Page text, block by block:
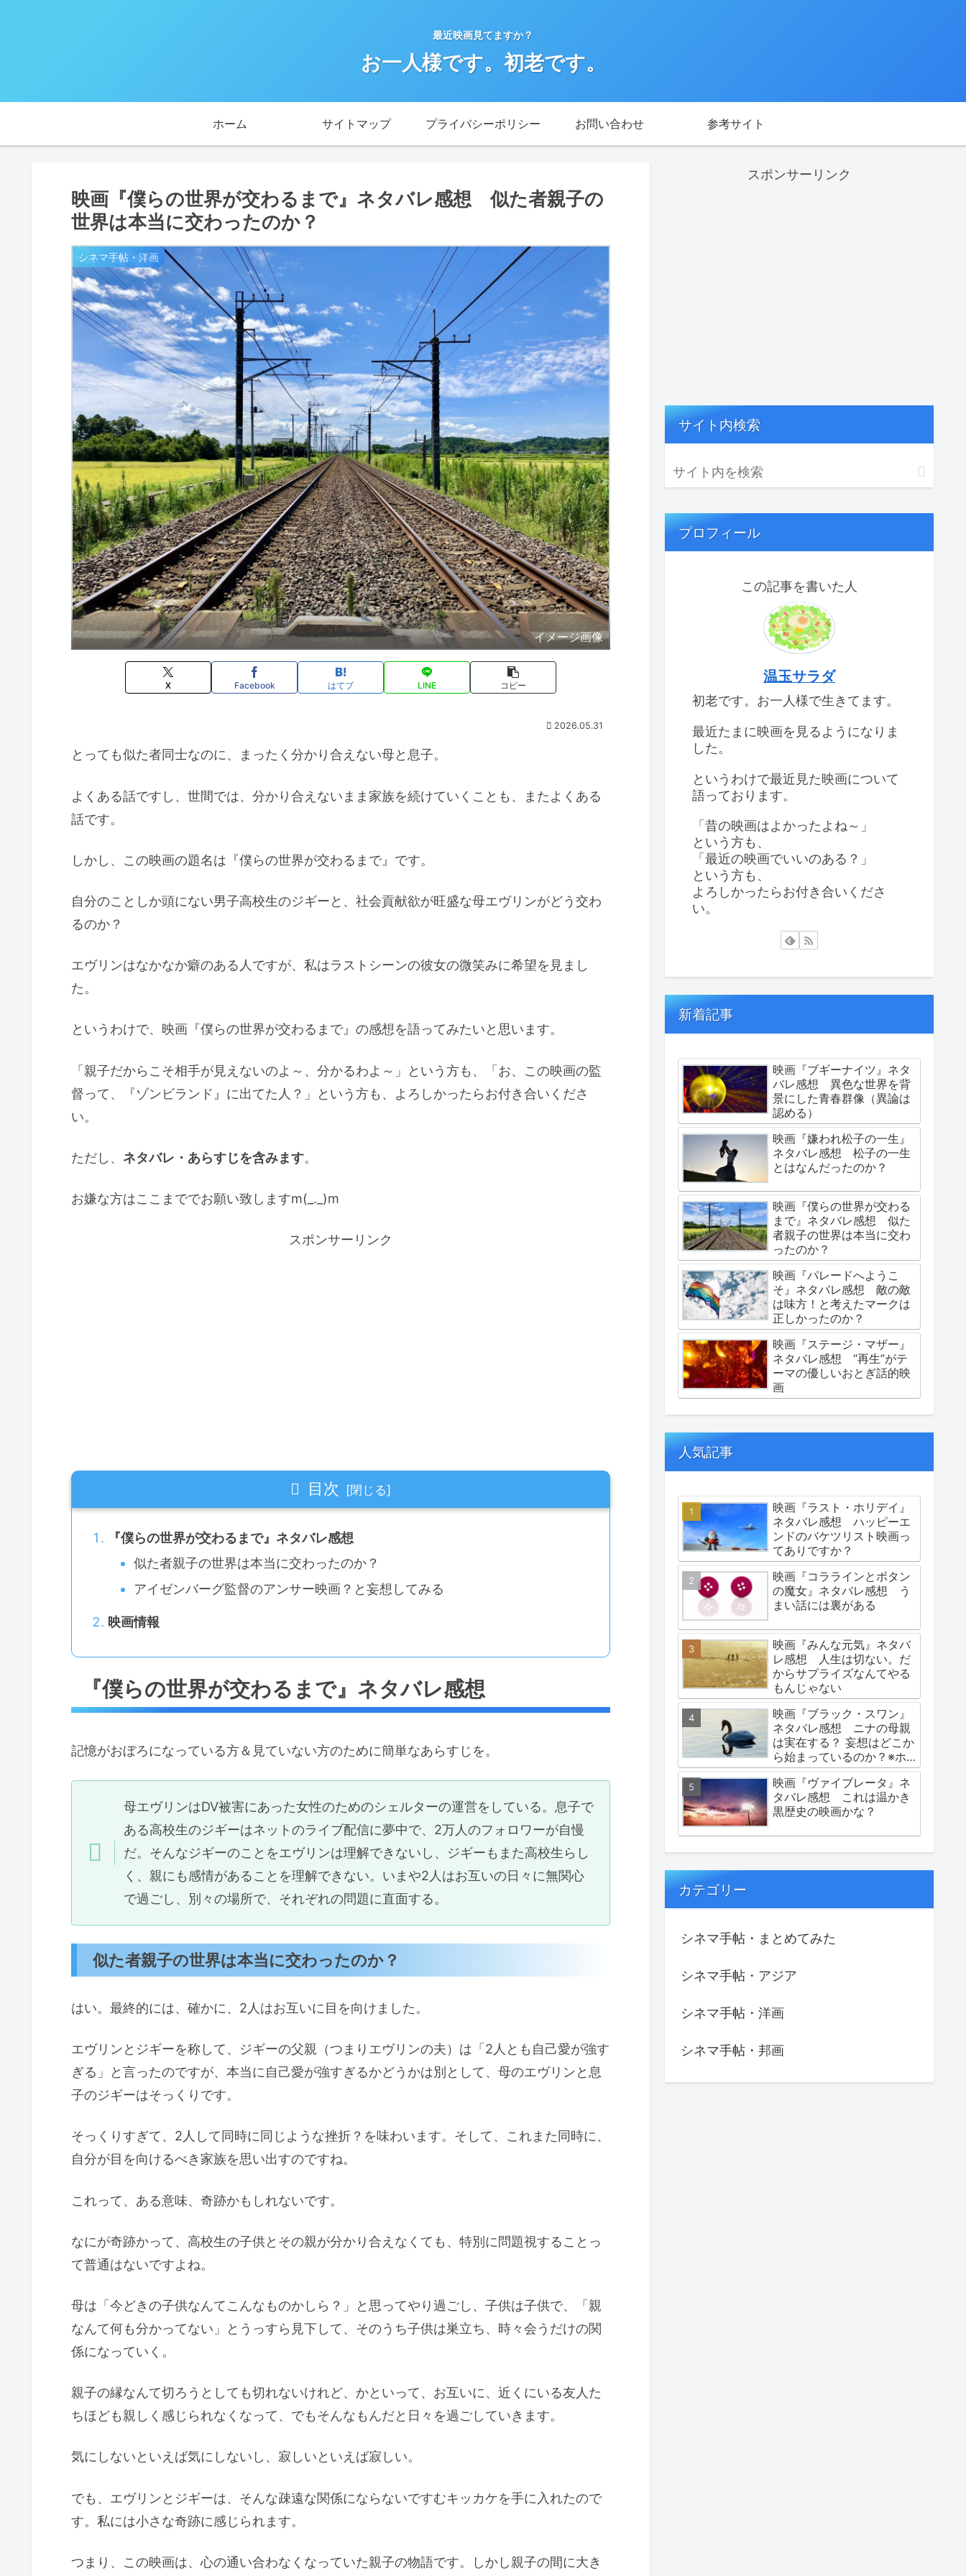
最近映画見てますか？
お一人様です。初老です。
ホーム サイトマップ プライバシーポリシー お問い合わせ 参考サイト
映画『僕らの世界が交わるまで』ネタバレ感想 似た者親子の
世界は本当に交わったのか？
シネマ手帖・洋画
イメージ画像
X Facebook はてブ LINE コピー
2026.05.31
とっても似た者同士なのに、まったく分かり合えない母と息子。
よくある話ですし、世間では、分かり合えないまま家族を続けていくことも、またよくある
話です。
しかし、この映画の題名は『僕らの世界が交わるまで』です。
自分のことしか頭にない男子高校生のジギーと、社会貢献欲が旺盛な母エヴリンがどう交わ
るのか？
エヴリンはなかなか癖のある人ですが、私はラストシーンの彼女の微笑みに希望を見まし
た。
というわけで、映画『僕らの世界が交わるまで』の感想を語ってみたいと思います。
「親子だからこそ相手が見えないのよ～、分かるわよ～」という方も、「お、この映画の監
督って、『ゾンビランド』に出てた人？」という方も、よろしかったらお付き合いくださ
い。
ただし、 ネタバレ・あらすじを含みます。
お嫌な方はここまででお願い致しますm(_._)m
スポンサーリンク
目次
『僕らの世界が交わるまで』ネタバレ感想
似た者親子の世界は本当に交わったのか？
アイゼンバーグ監督のアンサー映画？と妄想してみる
映画情報
『僕らの世界が交わるまで』ネタバレ感想
記憶がおぼろになっている方＆見ていない方のために簡単なあらすじを。
母エヴリンはDV被害にあった女性のためのシェルターの運営をしている。息子で
ある高校生のジギーはネットのライブ配信に夢中で、2万人のフォロワーが自慢
だ。そんなジギーのことをエヴリンは理解できないし、ジギーもまた高校生らし
く、親にも感情があることを理解できない。いまや2人はお互いの日々に無関心
で過ごし、別々の場所で、それぞれの問題に直面する。
似た者親子の世界は本当に交わったのか？
はい。最終的には、確かに、2人はお互いに目を向けました。
エヴリンとジギーを称して、ジギーの父親（つまりエヴリンの夫）は「2人とも自己愛が強す
ぎる」と言ったのですが、本当に自己愛が強すぎるかどうかは別として、母のエヴリンと息
子のジギーはそっくりです。
そっくりすぎて、2人して同時に同じような挫折？を味わいます。そして、これまた同時に、
自分が目を向けるべき家族を思い出すのですね。
これって、ある意味、奇跡かもしれないです。
なにが奇跡かって、高校生の子供とその親が分かり合えなくても、特別に問題視することっ
て普通はないですよね。
母は「今どきの子供なんてこんなものかしら？」と思ってやり過ごし、子供は子供で、「親
なんて何も分かってない」とうっすら見下して、そのうち子供は巣立ち、時々会うだけの関
係になっていく。
親子の縁なんて切ろうとしても切れないけれど、かといって、お互いに、近くにいる友人た
ちほども親しく感じられなくなって、でもそんなもんだと日々を過ごしていきます。
気にしないといえば気にしないし、寂しいといえば寂しい。
でも、エヴリンとジギーは、そんな疎遠な関係にならないですむキッカケを手に入れたので
す。私には小さな奇跡に感じられます。
つまり、この映画は、心の通い合わなくなっていた親子の物語です。しかし親子の間に大き
スポンサーリンク
サイト内検索
プロフィール
この記事を書いた人
温玉サラダ
初老です。お一人様で生きてます。
最近たまに映画を見るようになりま
した。
というわけで最近見た映画について
語っております。
「昔の映画はよかったよね～」
という方も、
「最近の映画でいいのある？」
という方も、
よろしかったらお付き合いくださ
い。
新着記事
映画『ブギーナイツ』ネタ
バレ感想 異色な世界を背
景にした青春群像（異論は
認める）
映画『嫌われ松子の一生』
ネタバレ感想 松子の一生
とはなんだったのか？
映画『僕らの世界が交わる
まで』ネタバレ感想 似た
者親子の世界は本当に交わ
ったのか？
映画『パレードへようこ
そ』ネタバレ感想 敵の敵
は味方！と考えたマークは
正しかったのか？
映画『ステージ・マザー』
ネタバレ感想 “再生”がテ
ーマの優しいおとぎ話的映
画
人気記事
映画『ラスト・ホリデイ』
ネタバレ感想 ハッピーエ
ンドのバケツリスト映画っ
てありですか？
映画『コララインとボタン
の魔女』ネタバレ感想 う
まい話には裏がある
映画『みんな元気』ネタバ
レ感想 人生は切ない。だ
からサプライズなんてやる
もんじゃない
映画『ブラック・スワン』
ネタバレ感想 ニナの母親
は実在する？ 妄想はどこか
ら始まっているのか？※ホ
ラーにて閲覧注意
映画『ヴァイブレータ』ネ
タバレ感想 これは温かき
黒歴史の映画かな？
カテゴリー
シネマ手帖・まとめてみた
シネマ手帖・アジア
シネマ手帖・洋画
シネマ手帖・邦画